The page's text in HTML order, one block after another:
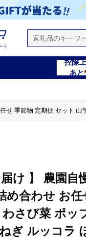
ト
控除
あと
せ 季節物 定期便 セット
ーン かぶ 人参 里芋 たまね
ゃ 】
ーン かぶ 人参 里芋 たまね
ゃ 】
ーン かぶ 人参 里芋 たま
ゃ 】
届け 】 農園
め合わせ お
わさび菜 ポッ
ぎ ルッコラ